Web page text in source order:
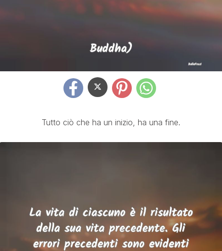
Tutto ciò che ha un inizio, ha una fine.